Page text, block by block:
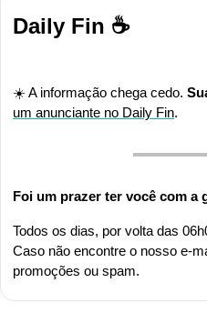
Daily Fin ☕
☀️ A informação chega cedo.
um anunciante no Daily Fin.
Foi um prazer ter você com a
Todos os dias, por volta das
Caso não encontre o nosso e-
promoções ou spam.